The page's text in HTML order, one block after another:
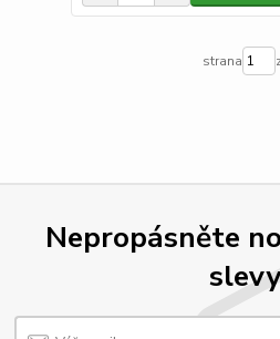
strana
Nepropásněte